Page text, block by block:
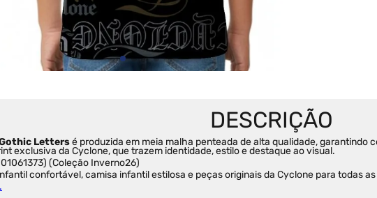
Letters é produzida em meia malha penteada de alta qualidade, garantindo
exclusiva da Cyclone, que trazem identidade, estilo e destaque ao visual.
(Coleção Inverno26)
confortável, camisa infantil estilosa e peças originais da Cyclone para todas